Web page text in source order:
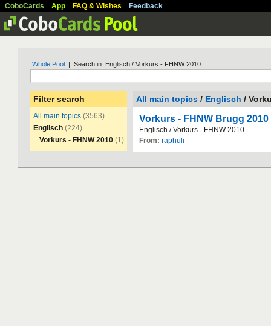
CoboCards App FAQ & Wishes Feedback
Whole Pool | Search in: Englisch / Vorkurs - FHNW 2010
Filter search
All main topics (3563)
Englisch (224)
Vorkurs - FHNW 2010 (1)
All main topics / Englisch /
Vorkurs - FHNW Brugg
Englisch /Vorkurs - FHNW 2010
From: raphuli